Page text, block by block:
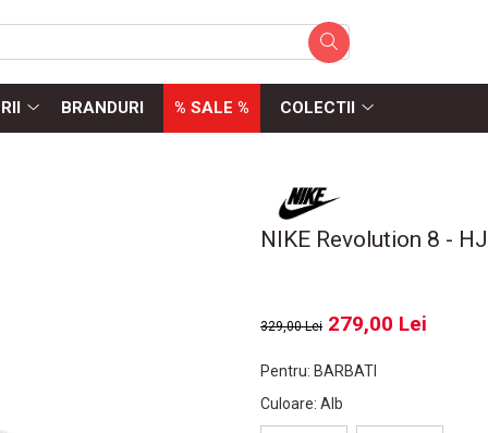
BRANDURI % SALE % COLECTII
NIKE Revolution 8 -
329,00 Lei 279,00 Lei
Pentru: BARBATI
Culoare: Alb